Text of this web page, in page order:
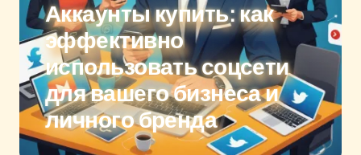
Аккаунты купить: как
эффективно
использовать соцсети
для вашего бизнеса и
личного бренда